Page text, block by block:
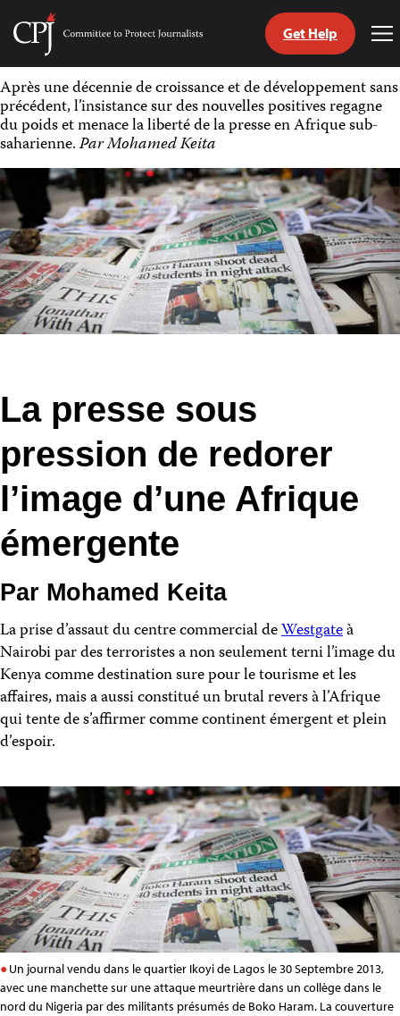
Skip
to
content
Committee
Protect
Journalists
Get Help
Après une décennie de croissance et de développement sans
précédent, l’insistance sur des nouvelles positives regagne
du poids et menace la liberté de la presse en Afrique sub-
saharienne.Par Mohamed Keita
La presse sous
pression de redorer
l’image d’une Afrique
émergente
Par Mohamed Keita
La prise d’assaut du centre commercial deWestgateà
Nairobi par des terroristes a non seulement terni l’image du
Kenya comme destination sure pour le tourisme et les
affaires, mais a aussi constitué un brutal revers à l’Afrique
qui tente de s’affirmer comme continent émergent et plein
d’espoir.
Un journal vendu dans le quartier Ikoyi de Lagos le 30 Septembre 2013,
avec une manchette sur une attaque meurtrière dans un collège dans le
nord du Nigeria par des militants présumés de Boko Haram. La couverture